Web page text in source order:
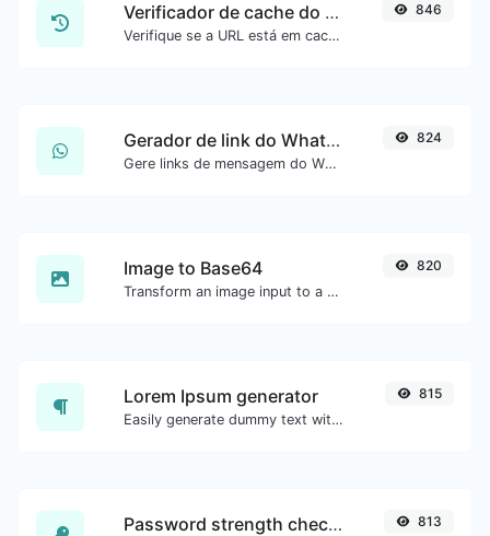
Verificador de cache do Google
Verifique se a URL está em cache pelo Google.
846
Gerador de link do WhatsApp
Gere links de mensagem do WhatsApp com facilidade.
824
Image to Base64
Transform an image input to a Base64 string.
820
Lorem Ipsum generator
Easily generate dummy text with the Lorem Ipsum generator.
815
Password strength checker 813